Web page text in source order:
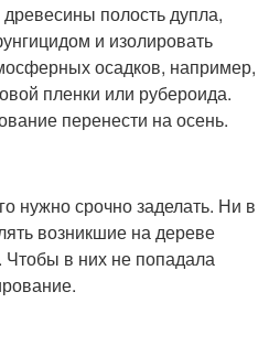
полость дупла,
и изолировать
осадков, например,
пленки или рубероида.
перенести на осень.
нужно срочно заделать. Ни в
возникшие на дереве
в них не попадала